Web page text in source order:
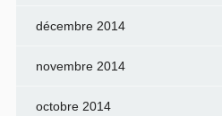
décembre 2014
novembre 2014
octobre 2014